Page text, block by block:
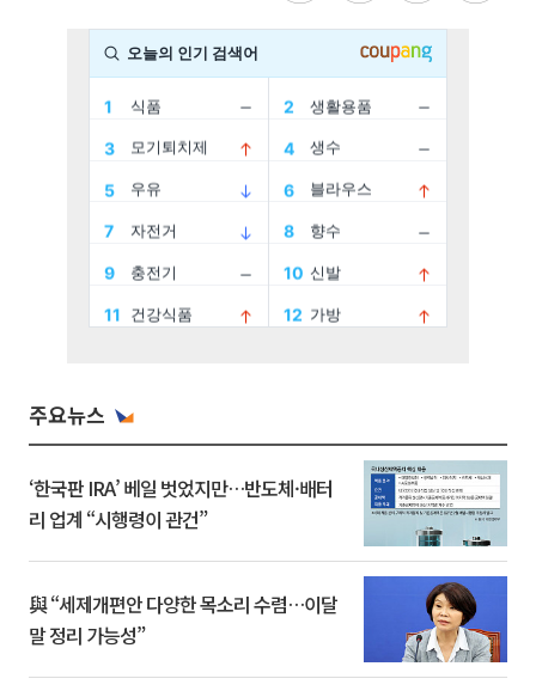
주요뉴스
‘한국판 IRA’ 베일 벗었지만…반도체·배터
리 업계 “시행령이 관건”
與 “세제개편안 다양한 목소리 수렴…이달
말 정리 가능성”